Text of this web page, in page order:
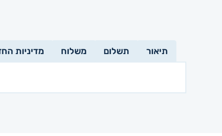
תיאור תשלום משלוח מדיניות